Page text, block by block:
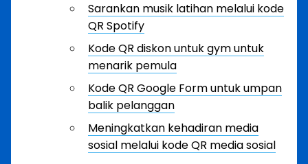
Sarankan musik latihan melalui kode
QR Spotify
Kode QR diskon untuk gym untuk
menarik pemula
Kode QR Google Form untuk umpan
balik pelanggan
Meningkatkan kehadiran media
sosial melalui kode QR media sosial